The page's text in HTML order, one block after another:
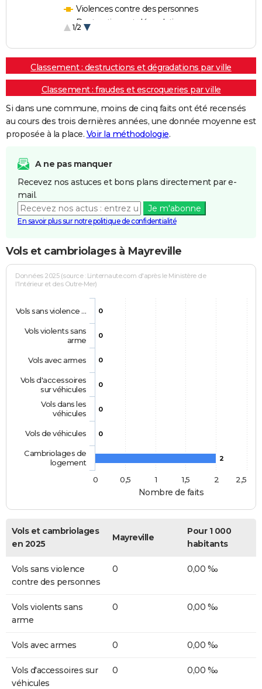
Violences contre des personnes
Destructions et dégradations
1/2
Classement : destructions et dégradations par ville
Classement : fraudes et escroqueries par ville
Si dans une commune, moins de cinq faits ont été recensés
au cours des trois dernières années, une donnée moyenne est
proposée à la place. Voir la méthodologie.
A ne pas manquer
Recevez nos astuces et bons plans directement par e-
mail.
Je m'abonne
En savoir plus sur notre politique de confidentialité
Vols et cambriolages à Mayreville
Nombre de faits
Données 2025 (source : Linternaute.com d'après le Ministère de
l'Intérieur et des Outre-Mer)
0
0
0
0
0
0
2
Vols sans violence …
Vols violents sans
arme
Vols avec armes
Vols d'accessoires
sur véhicules
Vols dans les
véhicules
Vols de véhicules
Cambriolages de
logement
0
0,5 1 1,5 2 2,5
Vols et cambriolages
en 2025
Mayreville
Pour 1 000
habitants
Vols sans violence
contre des personnes
0 0,00 ‰
Vols violents sans
arme
0 0,00 ‰
Vols avec armes 0 0,00 ‰
Vols d'accessoires sur
véhicules
0 0,00 ‰